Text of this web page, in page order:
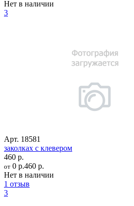
Нет в наличии
3
Арт. 18581
заколках с клевером
460 р.
от 0 р.460 р.
Нет в наличии
1 отзыв
3